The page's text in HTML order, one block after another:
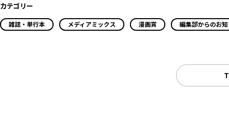
カテゴリー
雑誌・単行本 メディアミックス 漫画賞 編集部からのお